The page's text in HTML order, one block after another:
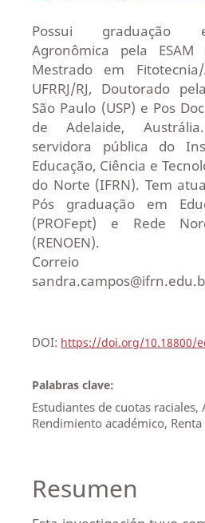
Possui graduação
Agronômica pela ESAM
Mestrado em
UFRRJ/RJ, Doutorado
São Paulo (USP) e Pos
de Adelaide,
servidora pública do
Educação, Ciência e
do Norte (IFRN). Tem
Pós graduação em
(PROFept) e Rede
(RENOEN).
Correio
DOI: https://doi.org/10.18800/
Palabras clave:
Estudiantes de cuotas raciales,
Rendimiento académico,
Resumen